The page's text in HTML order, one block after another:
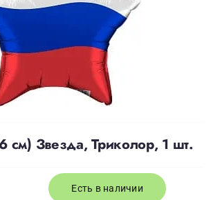
Звезда, Триколор, 1 шт.
Есть в наличии